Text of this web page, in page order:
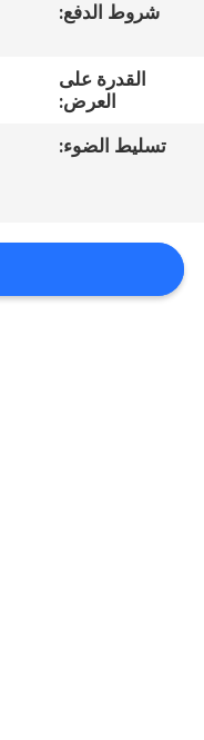
القضايا
أسعار
شروط الدفع:
القدرة على
العرض:
تسليط الضوء: